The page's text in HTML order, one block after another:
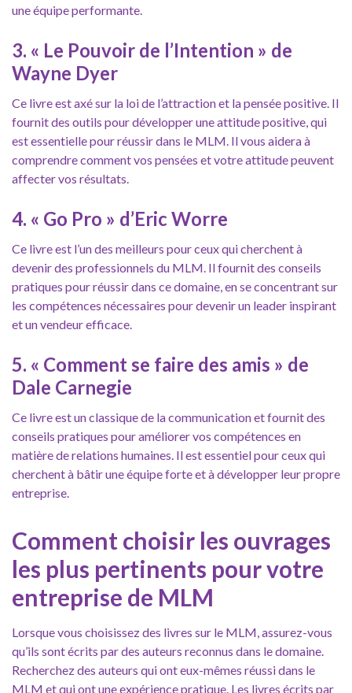
une équipe performante.
3. « Le Pouvoir de l’Intention » de
Wayne Dyer
Ce livre est axé sur la loi de l’attraction et la pensée positive. Il
fournit des outils pour développer une attitude positive, qui
est essentielle pour réussir dans le MLM. Il vous aidera à
comprendre comment vos pensées et votre attitude peuvent
affecter vos résultats.
4. « Go Pro » d’Eric Worre
Ce livre est l’un des meilleurs pour ceux qui cherchent à
devenir des professionnels du MLM. Il fournit des conseils
pratiques pour réussir dans ce domaine, en se concentrant sur
les compétences nécessaires pour devenir un leader inspirant
et un vendeur efficace.
5. « Comment se faire des amis » de
Dale Carnegie
Ce livre est un classique de la communication et fournit des
conseils pratiques pour améliorer vos compétences en
matière de relations humaines. Il est essentiel pour ceux qui
cherchent à bâtir une équipe forte et à développer leur propre
entreprise.
Comment choisir les ouvrages
les plus pertinents pour votre
entreprise de MLM
Lorsque vous choisissez des livres sur le MLM, assurez-vous
qu’ils sont écrits par des auteurs reconnus dans le domaine.
Recherchez des auteurs qui ont eux-mêmes réussi dans le
MLM et qui ont une expérience pratique. Les livres écrits par